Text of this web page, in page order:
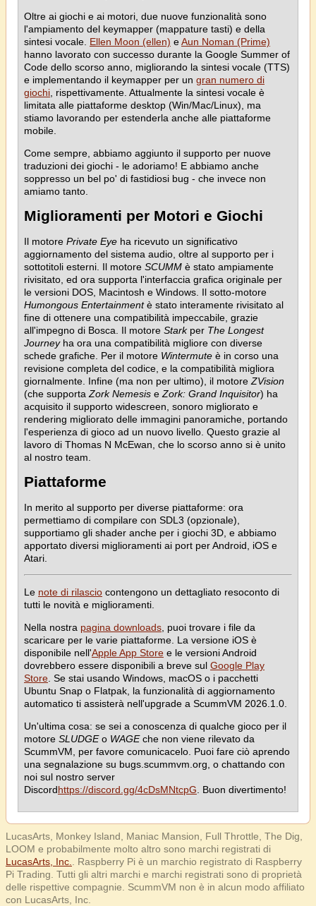
Oltre ai giochi e ai motori, due nuove funzionalità sono
l'ampiamento del keymapper (mappature tasti) e della
sintesi vocale. Ellen Moon (ellen) eAun Noman (Prime)
hanno lavorato con successo durante la Google Summer of
Code dello scorso anno, migliorando la sintesi vocale (TTS)
e implementando il keymapper per un gran numero di
giochi , rispettivamente. Attualmente la sintesi vocale è
limitata alle piattaforme desktop (Win/Mac/Linux), ma
stiamo lavorando per estenderla anche alle piattaforme
mobile.
Come sempre, abbiamo aggiunto il supporto per nuove
traduzioni dei giochi - le adoriamo! E abbiamo anche
soppresso un bel po' di fastidiosi bug - che invece non
amiamo tanto.
Miglioramenti per Motori e Giochi
Il motore Private Eye ha ricevuto un significativo
aggiornamento del sistema audio, oltre al supporto per i
sottotitoli esterni. Il motore SCUMM è stato ampiamente
rivisitato, ed ora supporta l'interfaccia grafica originale per
le versioni DOS, Macintosh e Windows. Il sotto-motore
Humongous Entertainmentè stato interamente rivisitato al
fine di ottenere una compatibilità impeccabile, grazie
all'impegno di Bosca. Il motore Starkper The Longest
Journeyha ora una compatibilità migliore con diverse
schede grafiche. Per il motore Wintermute è in corso una
revisione completa del codice, e la compatibilità migliora
giornalmente. Infine (ma non per ultimo), il motore ZVision
(che supporta Zork Nemesis e Zork: Grand Inquisitor) ha
acquisito il supporto widescreen, sonoro migliorato e
rendering migliorato delle immagini panoramiche, portando
l'esperienza di gioco ad un nuovo livello. Questo grazie al
lavoro di Thomas N McEwan, che lo scorso anno si è unito
al nostro team.
Piattaforme
In merito al supporto per diverse piattaforme: ora
permettiamo di compilare con SDL3 (opzionale),
supportiamo gli shader anche per i giochi 3D, e abbiamo
apportato diversi miglioramenti ai port per Android, iOS e
Atari.
Le note di rilascio contengono un dettagliato resoconto di
tutti le novità e miglioramenti.
Nella nostra pagina downloads , puoi trovare i file da
scaricare per le varie piattaforme. La versione iOS è
disponibile nell'Apple App Store e le versioni Android
dovrebbero essere disponibili a breve sul Google Play
Store . Se stai usando Windows, macOS o i pacchetti
Ubuntu Snap o Flatpak, la funzionalità di aggiornamento
automatico ti assisterà nell'upgrade a ScummVM 2026.1.0.
Un'ultima cosa: se sei a conoscenza di qualche gioco per il
motore SLUDGEo WAGEche non viene rilevato da
ScummVM, per favore comunicacelo. Puoi fare ciò aprendo
una segnalazione su bugs.scummvm.org, o chattando con
noi sul nostro server
Discordhttps://discord.gg/4cDsMNtcpG . Buon divertimento!
LucasArts, Monkey Island, Maniac Mansion, Full Throttle, The Dig,
LOOM e probabilmente molto altro sono marchi registrati di
LucasArts, Inc.
. Raspberry Pi è un marchio registrato di Raspberry
Pi Trading. Tutti gli altri marchi e marchi registrati sono di proprietà
delle rispettive compagnie. ScummVM non è in alcun modo affiliato
con LucasArts, Inc.